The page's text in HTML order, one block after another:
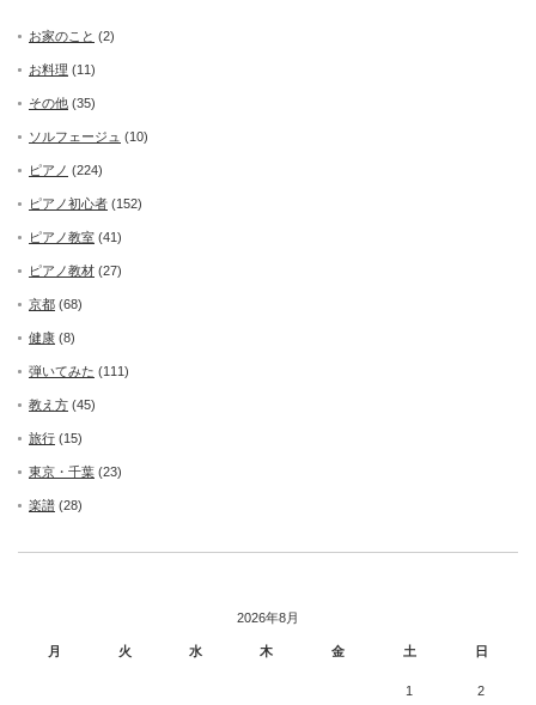
お家のこと (2)
お料理 (11)
その他 (35)
ソルフェージュ (10)
ピアノ (224)
ピアノ初心者 (152)
ピアノ教室 (41)
ピアノ教材 (27)
京都 (68)
健康 (8)
弾いてみた (111)
教え方 (45)
旅行 (15)
東京・千葉 (23)
楽譜 (28)
2026年8月
月 火 水 木 金 土 日
1 2